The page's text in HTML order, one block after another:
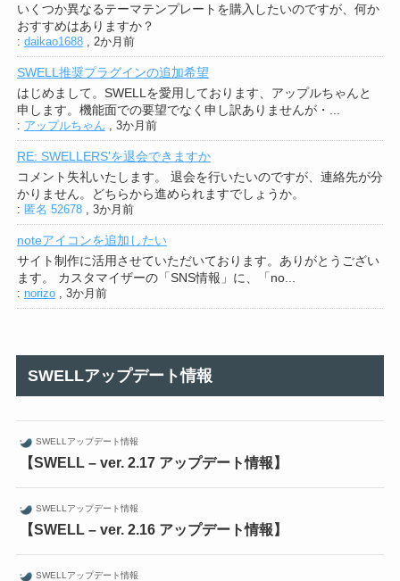
いくつか異なるテーマテンプレートを購入したいのですが、何か
おすすめはありますか？
: daikao1688, 2か月前
SWELL推奨プラグインの追加希望
はじめまして。SWELLを愛用しております、アップルちゃんと
申します。機能面での要望でなく申し訳ありませんが・...
: アップルちゃん 3か月前
RE: SWELLERS'を退会できますか
コメント失礼いたします。 退会を行いたいのですが、連絡先が分
かりません。どちらから進められますでしょうか。
: 匿名 52678, 3か月前
noteアイコンを追加したい
サイト制作に活用させていただいております。ありがとうござい
ます。 カスタマイザーの「SNS情報」に、「no...
: norizo, 3か月前
SWELLアップデート情報
SWELLアップデート情報
【SWELL – ver. 2.17 アップデート情報】
SWELLアップデート情報
【SWELL – ver. 2.16 アップデート情報】
SWELLアップデート情報